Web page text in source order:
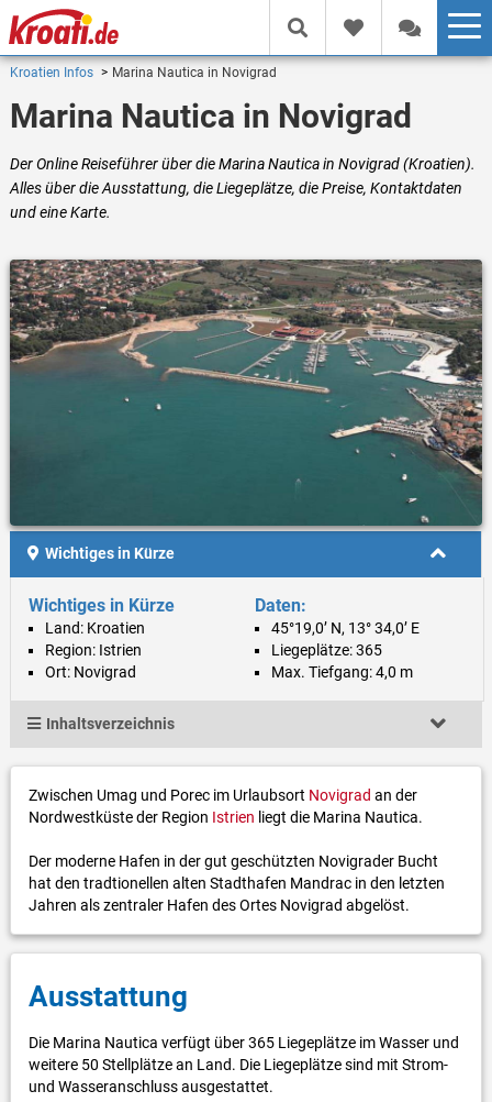
Kroatien Infos Marina Nautica in Novigrad
Marina Nautica in Novigrad
Der Online Reiseführer über die Marina Nautica in Novigrad (Kroatien).
Alles über die Ausstattung, die Liegeplätze, die Preise, Kontaktdaten
und eine Karte.
Wichtiges in Kürze
Wichtiges in Kürze
Land: Kroatien
Region: Istrien
Ort: Novigrad
Daten:
45°19,0’ N, 13° 34,0’ E
Liegeplätze: 365
Max. Tiefgang: 4,0 m
Inhaltsverzeichnis
Zwischen Umag und Porec im Urlaubsort Novigrad an der
Nordwestküste der Region Istrien liegt die Marina Nautica.
Der moderne Hafen in der gut geschützten Novigrader Bucht
hat den tradtionellen alten Stadthafen Mandrac in den letzten
Jahren als zentraler Hafen des Ortes Novigrad abgelöst.
Ausstattung
Die Marina Nautica verfügt über 365 Liegeplätze im Wasser und
weitere 50 Stellplätze an Land. Die Liegeplätze sind mit Strom-
und Wasseranschluss ausgestattet.